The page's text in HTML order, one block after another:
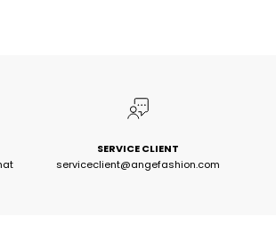
SERVICE CLIENT
serviceclient@angefashion.com